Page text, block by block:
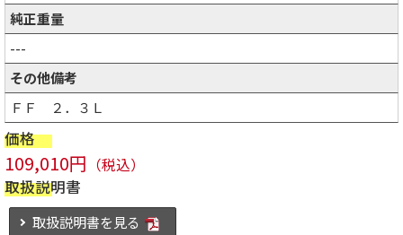
純正重量
---
その他備考
ＦＦ ２．３Ｌ
価格
109,010円 （税込）
取扱説明書
取扱説明書を見る